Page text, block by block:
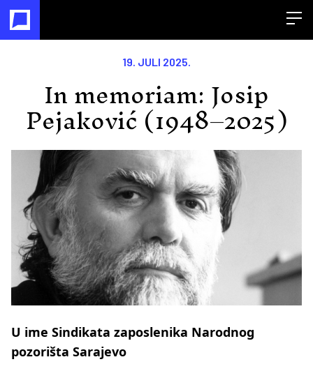
19. JULI 2025.
In memoriam: Josip
Pejaković (1948–2025)
U ime Sindikata zaposlenika Narodnog
pozorišta Sarajevo